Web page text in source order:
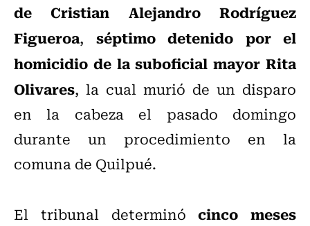
de Cristian Alejandro Rodríguez
Figueroa, séptimo detenido por el
homicidio de la suboficial mayor Rita
Olivares, la cual murió de un disparo
en la cabeza el pasado domingo
durante un procedimiento en la
comuna de Quilpué.
El tribunal determinócinco meses